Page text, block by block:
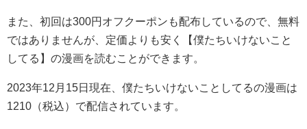
また、初回は300円オフクーポンも配布しているので、無料
ではありませんが、定価よりも安く【僕たちいけないこと
してる】の漫画を読むことができます。
2023年12月15日現在、僕たちいけないことしてるの漫画は
1210（税込）で配信されています。